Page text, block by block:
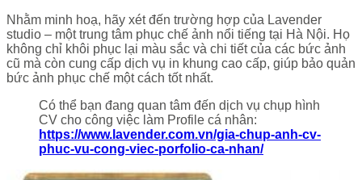
Nhằm minh hoạ, hãy xét đến trường hợp của Lavender
studio – một trung tâm phục chế ảnh nổi tiếng tại Hà Nội. Họ
không chỉ khôi phục lại màu sắc và chi tiết của các bức ảnh
cũ mà còn cung cấp dịch vụ in khung cao cấp, giúp bảo quản
bức ảnh phục chế một cách tốt nhất.
Có thể bạn đang quan tâm đến dịch vụ chụp hình
CV cho công việc làm Profile cá nhân:
https://www.lavender.com.vn/gia-chup-anh-cv-
phuc-vu-cong-viec-porfolio-ca-nhan/